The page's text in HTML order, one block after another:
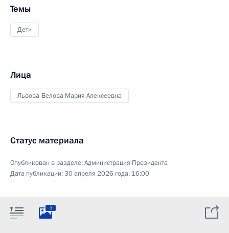
Темы
Дети
Лица
Львова-Белова Мария Алексеевна
Статус материала
Опубликован в разделе:Администрация Президента
Дата публикации:30 апреля 2026 года, 16:00
3